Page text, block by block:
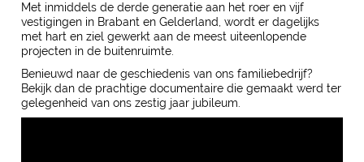
Met inmiddels de derde generatie aan het roer en vijf
vestigingen in Brabant en Gelderland, wordt er dagelijks
met hart en ziel gewerkt aan de meest uiteenlopende
projecten in de buitenruimte.
Benieuwd naar de geschiedenis van ons familiebedrijf?
Bekijk dan de prachtige documentaire die gemaakt werd ter
gelegenheid van ons zestig jaar jubileum.